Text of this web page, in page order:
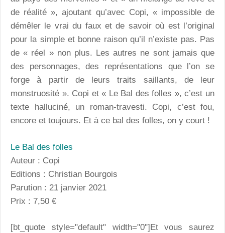
de réalité », ajoutant qu’avec Copi, « impossible de
démêler le vrai du faux et de savoir où est l’original
pour la simple et bonne raison qu’il n’existe pas. Pas
de « réel » non plus. Les autres ne sont jamais que
des personnages, des représentations que l’on se
forge à partir de leurs traits saillants, de leur
monstruosité ». Copi et « Le Bal des folles », c’est un
texte halluciné, un roman-travesti. Copi, c’est fou,
encore et toujours. Et à ce bal des folles, on y court !
Le Bal des folles
Auteur : Copi
Editions : Christian Bourgois
Parution : 21 janvier 2021
Prix : 7,50 €
[bt_quote style="default" width="0"]Et vous saurez